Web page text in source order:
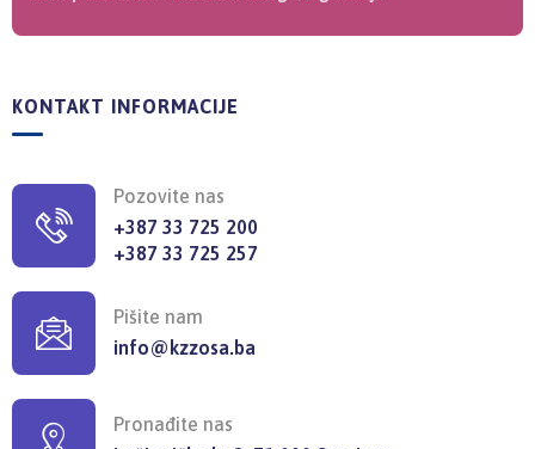
KONTAKT INFORMACIJE
Pozovite nas
+387 33 725 200
+387 33 725 257
Pišite nam
info@kzzosa.ba
Pronađite nas